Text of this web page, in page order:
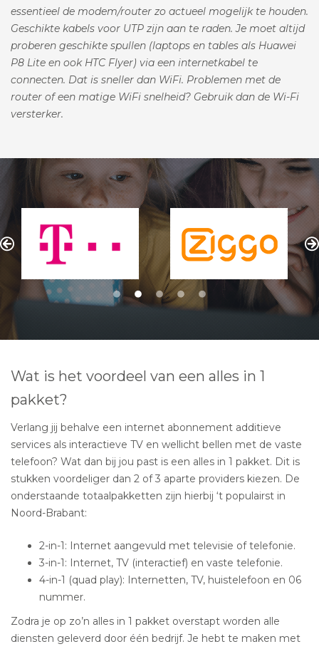
essentieel de modem/router zo actueel mogelijk te houden.
Geschikte kabels voor UTP zijn aan te raden. Je moet altijd
proberen geschikte spullen (laptops en tables als Huawei
P8 Lite en ook HTC Flyer) via een internetkabel te
connecten. Dat is sneller dan WiFi. Problemen met de
router of een matige WiFi snelheid? Gebruik dan de Wi-Fi
versterker.
Wat is het voordeel van een alles in 1
pakket?
Verlang jij behalve een internet abonnement additieve
services als interactieve TV en wellicht bellen met de vaste
telefoon? Wat dan bij jou past is een alles in 1 pakket. Dit is
stukken voordeliger dan 2 of 3 aparte providers kiezen. De
onderstaande totaalpakketten zijn hierbij ‘t populairst in
Noord-Brabant:
2-in-1: Internet aangevuld met televisie of telefonie.
3-in-1: Internet, TV (interactief) en vaste telefonie.
4-in-1 (quad play): Internetten, TV, huistelefoon en 06
nummer.
Zodra je op zo’n alles in 1 pakket overstapt worden alle
diensten geleverd door één bedrijf. Je hebt te maken met